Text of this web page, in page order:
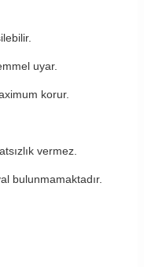
uyar.
korur.
vermez.
bulunmamaktadır.